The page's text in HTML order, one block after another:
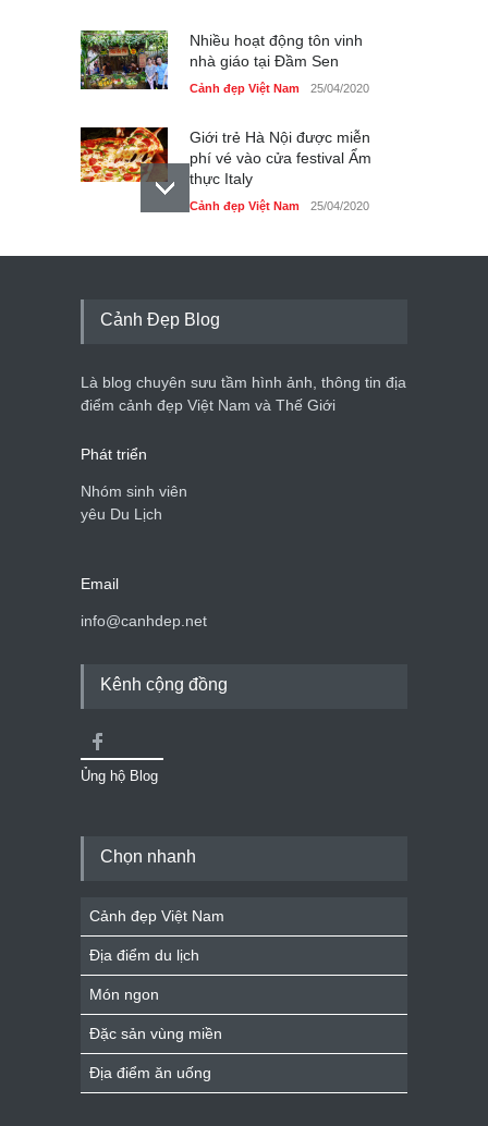
Nhiều hoạt động tôn vinh
nhà giáo tại Đầm Sen
Cảnh đẹp Việt Nam 25/04/2020
Giới trẻ Hà Nội được miễn
phí vé vào cửa festival Ẩm
thực Italy
Cảnh đẹp Việt Nam 25/04/2020
Tam giác mạch khoe sắc
du lịch quốc gia
Cảnh đẹp Việt Nam 24/04/2020
Cảnh Đẹp Blog
Là blog chuyên sưu tầm hình ảnh, thông tin địa
điểm cảnh đẹp Việt Nam và Thế Giới
Phát triển
Nhóm sinh viên
yêu Du Lịch
Email
info@canhdep.net
Kênh cộng đồng
Ủng hộ Blog
Chọn nhanh
Cảnh đẹp Việt Nam
Địa điểm du lịch
Món ngon
Đặc sản vùng miền
Địa điểm ăn uống